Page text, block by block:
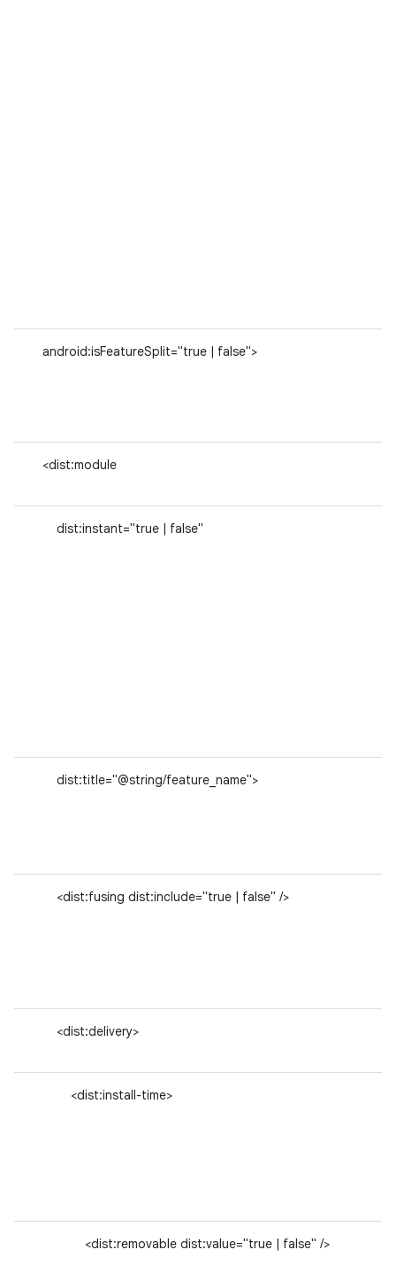
android:isFeatureSplit="true | false">
<dist:module
dist:instant="true | false"
dist:title="@string/feature_name">
<dist:fusing dist:include="true | false" />
<dist:delivery>
<dist:install-time>
<dist:removable dist:value="true | false" />